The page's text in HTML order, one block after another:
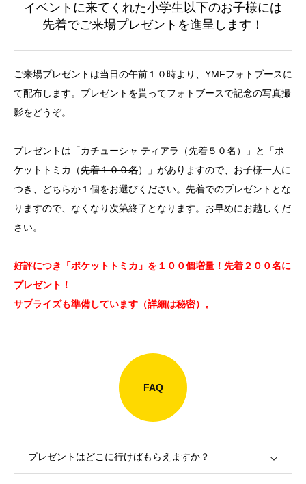
イベントに来てくれた小学生以下のお子様には
先着でご来場プレゼントを進呈します！
ご来場プレゼントは当日の午前１０時より、YMFフォトブースに
て配布します。プレゼントを貰ってフォトブースで記念の写真撮
影をどうぞ。
プレゼントは「カチューシャ ティアラ（先着５０名）」と「ポ
ケットトミカ（先着１００名）」がありますので、お子様一人に
つき、どちらか１個をお選びください。先着でのプレゼントとな
りますので、なくなり次第終了となります。お早めにお越しくだ
さい。
好評につき「ポケットトミカ」を１００個増量！先着２００名に
プレゼント！
サプライズも準備しています（詳細は秘密）。
FAQ
プレゼントはどこに行けばもらえますか？